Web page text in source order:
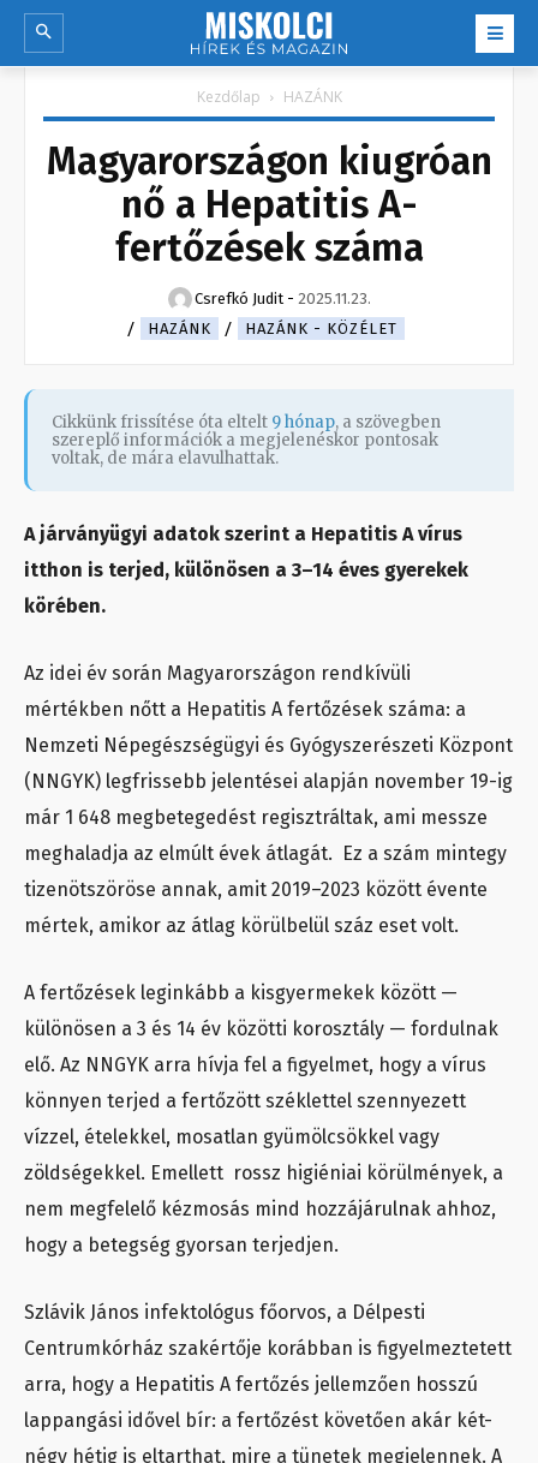
Kezdőlap HAZÁNK
Magyarországon kiugróan
nő a Hepatitis A-
fertőzések száma
Csrefkó Judit - 2025.11.23.
HAZÁNK
HAZÁNK - KÖZÉLET
Cikkünk frissítése óta eltelt 9 hónap, a szövegben
szereplő információk a megjelenéskor pontosak
voltak, de mára elavulhattak.
A járványügyi adatok szerint a Hepatitis A vírus
itthon is terjed, különösen a 3–14 éves gyerekek
körében.
Az idei év során Magyarországon rendkívüli
mértékben nőtt a Hepatitis A fertőzések száma: a
Nemzeti Népegészségügyi és Gyógyszerészeti Központ
(NNGYK) legfrissebb jelentései alapján november 19-ig
már 1 648 megbetegedést regisztráltak, ami messze
meghaladja az elmúlt évek átlagát. Ez a szám mintegy
tizenötszöröse annak, amit 2019–2023 között évente
mértek, amikor az átlag körülbelül száz eset volt.
A fertőzések leginkább a kisgyermekek között —
különösen a 3 és 14 év közötti korosztály — fordulnak
elő. Az NNGYK arra hívja fel a figyelmet, hogy a vírus
könnyen terjed a fertőzött széklettel szennyezett
vízzel, ételekkel, mosatlan gyümölcsökkel vagy
zöldségekkel. Emellett rossz higiéniai körülmények, a
nem megfelelő kézmosás mind hozzájárulnak ahhoz,
hogy a betegség gyorsan terjedjen.
Szlávik János infektológus főorvos, a Délpesti
Centrumkórház szakértője korábban is figyelmeztetett
arra, hogy a Hepatitis A fertőzés jellemzően hosszú
lappangási idővel bír: a fertőzést követően akár két-
négy hétig is eltarthat, mire a tünetek megjelennek. A